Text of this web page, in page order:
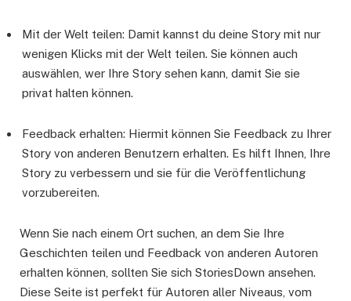
Mit der Welt teilen: Damit kannst du deine Story mit nur
wenigen Klicks mit der Welt teilen. Sie können auch
auswählen, wer Ihre Story sehen kann, damit Sie sie
privat halten können.
Feedback erhalten: Hiermit können Sie Feedback zu Ihrer
Story von anderen Benutzern erhalten. Es hilft Ihnen, Ihre
Story zu verbessern und sie für die Veröffentlichung
vorzubereiten.
Wenn Sie nach einem Ort suchen, an dem Sie Ihre
Geschichten teilen und Feedback von anderen Autoren
erhalten können, sollten Sie sich StoriesDown ansehen.
Diese Seite ist perfekt für Autoren aller Niveaus, vom